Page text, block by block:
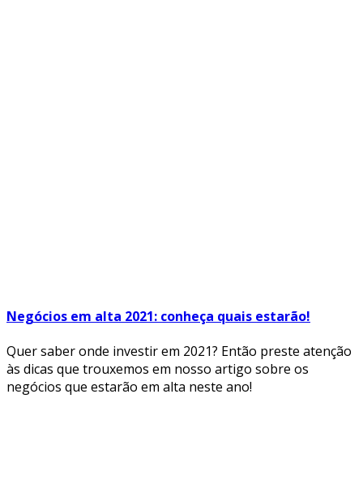
Negócios em alta 2021: conheça quais estarão!
Quer saber onde investir em 2021? Então preste atenção
às dicas que trouxemos em nosso artigo sobre os
negócios que estarão em alta neste ano!